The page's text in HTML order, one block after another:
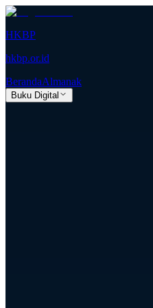
HKBP
hkbp.or.id
BerandaAlmanak
Buku Digital